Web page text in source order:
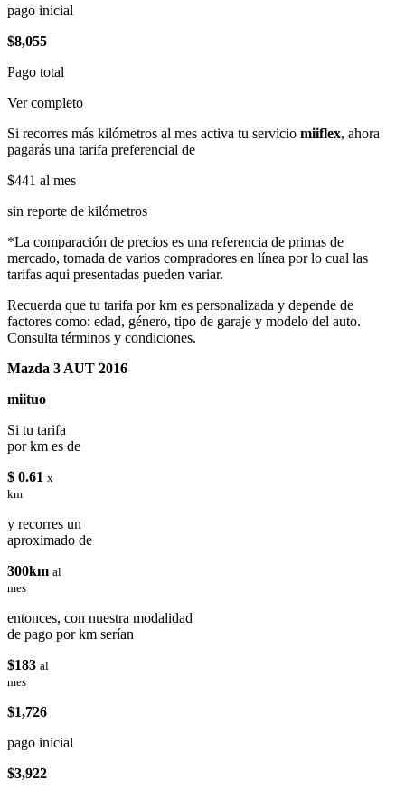
pago inicial
$8,055
Pago total
Ver completo
Si recorres más kilómetros al mes activa tu servicio miiflex, ahora
pagarás una tarifa preferencial de
$441 al mes
sin reporte de kilómetros
*La comparación de precios es una referencia de primas de
mercado, tomada de varios compradores en línea por lo cual las
tarifas aqui presentadas pueden variar.
Recuerda que tu tarifa por km es personalizada y depende de
factores como: edad, género, tipo de garaje y modelo del auto.
Consulta términos y condiciones.
Mazda 3 AUT 2016
miituo
Si tu tarifa
por km es de
$ 0.61 x
km
y recorres un
aproximado de
300km al
mes
entonces, con nuestra modalidad
de pago por km serían
$183 al
mes
$1,726
pago inicial
$3,922